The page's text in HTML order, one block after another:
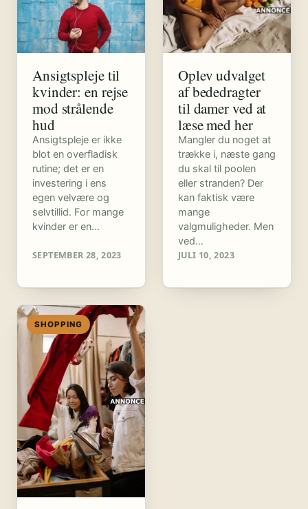
Ansigtspleje til
kvinder: en rejse
mod strålende
hud
Ansigtspleje er ikke
blot en overfladisk
rutine; det er en
investering i ens
egen velvære og
selvtillid. For mange
kvinder er en…
SEPTEMBER 28, 2023
Oplev udvalget
af bededragter
til damer ved at
læse med her
Mangler du noget at
trække i, næste gang
du skal til poolen
eller stranden? Der
kan faktisk være
mange
valgmuligheder. Men
ved…
JULI 10, 2023
SHOPPING